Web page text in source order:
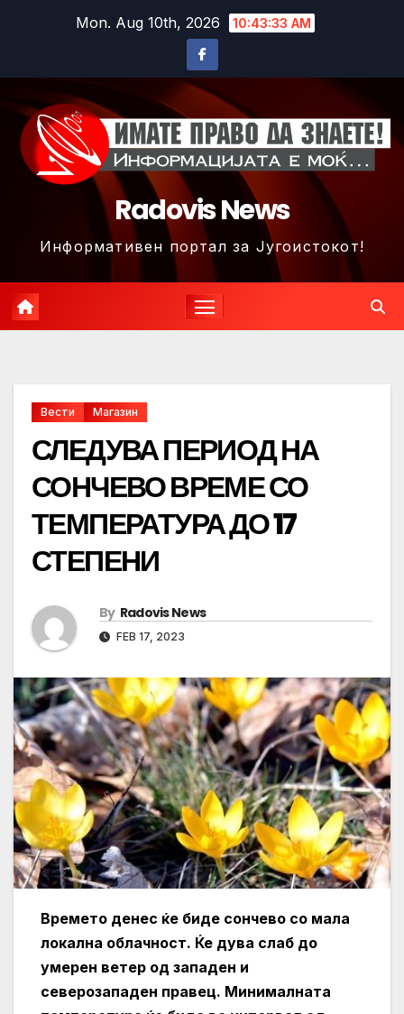
Mon. Aug 10th, 2026 10:43:35 AM
Radovis News
Информативен портал за Југоистокот!
Вести Магазин
СЛЕДУВА ПЕРИОД НА
СОНЧЕВО ВРЕМЕ СО
ТЕМПЕРАТУРА ДО 17
СТЕПЕНИ
By Radovis News
FEB 17, 2023
Времето денес ќе биде сончево со мала
локална облачност. Ќе дува слаб до
умерен ветер од западен и
северозападен правец. Минималната